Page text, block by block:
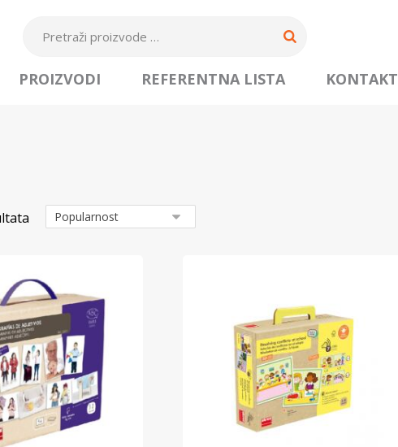
PROIZVODI REFERENTNA LISTA KONTAKT